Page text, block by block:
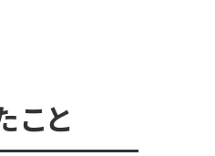
こと